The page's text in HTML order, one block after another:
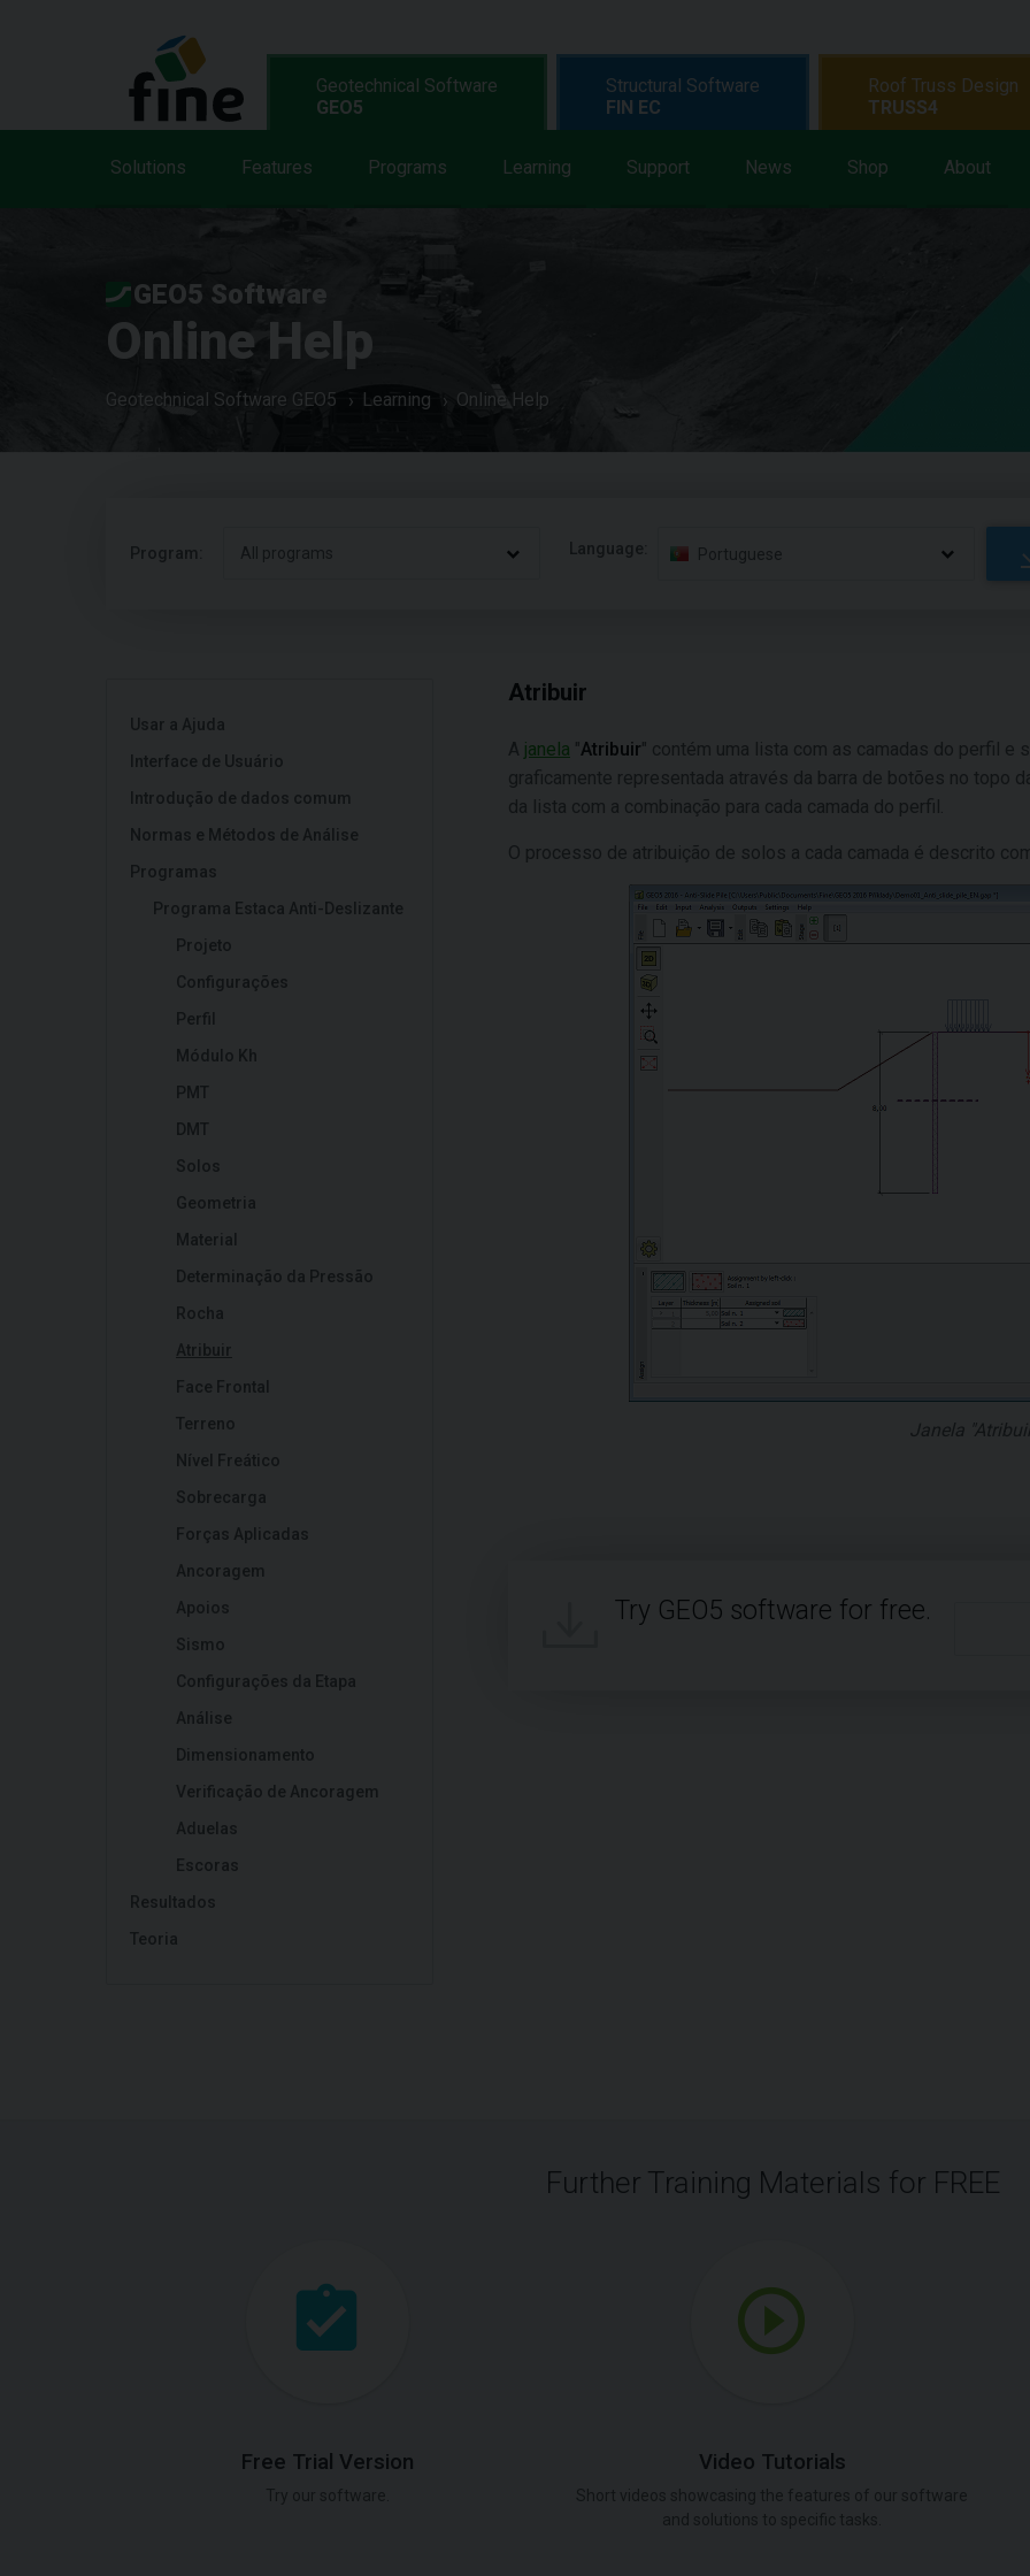
Geotechnical Software
GEO5
Solutions Features Programs Learning Support News Shop About
Structural Software
FIN EC
Roof Truss Design
TRUSS4
GEO5 Software
Online Help
Geotechnical Software GEO5 Learning Online Help
Program: All programs Language: Portuguese
Usar a Ajuda
Interface de Usuário
Introdução de dados comum
Normas e Métodos de Análise
Programas
Programa Estaca Anti-Deslizante
Projeto
Configurações
Perfil
Módulo Kh
PMT
DMT
Solos
Geometria
Material
Determinação da Pressão
Rocha
Atribuir
Face Frontal
Terreno
Nível Freático
Sobrecarga
Forças Aplicadas
Ancoragem
Apoios
Sismo
Configurações da Etapa
Análise
Dimensionamento
Verificação de Ancoragem
Aduelas
Escoras
Resultados
Teoria
Atribuir
A janela "Atribuir" contém uma lista com as camadas do perfil
graficamente representada através da barra de botões no topo
da lista com a combinação para cada camada do perfil.
O processo de atribuição de solos a cada camada é descrito
Janela
Try GEO5 software for free.
Further Training Materials for FREE
Free Trial Version Video Tutorials